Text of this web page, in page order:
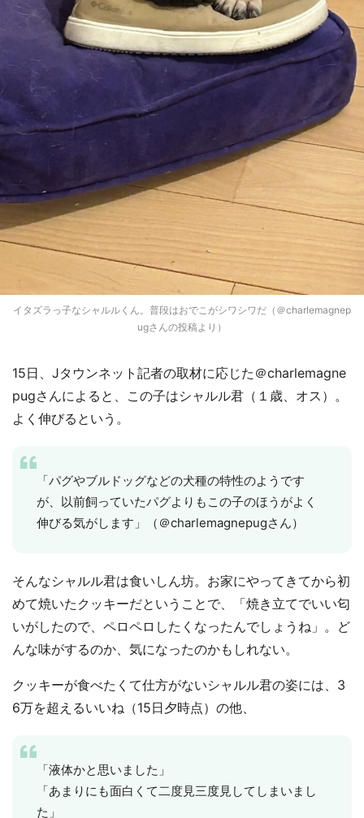
イタズラっ子なシャルルくん。普段はおでこがシワシワだ（＠charlemagnep
ugさんの投稿より）
15日、Jタウンネット記者の取材に応じた＠charlemagne
pugさんによると、この子はシャルル君（１歳、オス）。
よく伸びるという。
「パグやブルドッグなどの犬種の特性のようです
が、以前飼っていたパグよりもこの子のほうがよく
伸びる気がします」（＠charlemagnepugさん）
そんなシャルル君は食いしん坊。お家にやってきてから初
めて焼いたクッキーだということで、「焼き立てでいい匂
いがしたので、ペロペロしたくなったんでしょうね」。ど
んな味がするのか、気になったのかもしれない。
クッキーが食べたくて仕方がないシャルル君の姿には、3
6万を超えるいいね（15日夕時点）の他、
「液体かと思いました」
「あまりにも面白くて二度見三度見してしまいまし
た」